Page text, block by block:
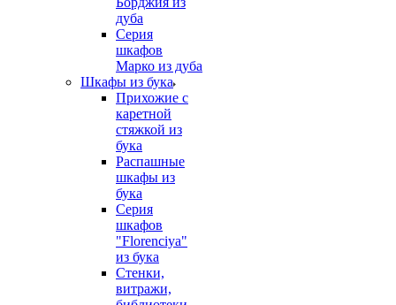
дуба
Серия
шкафов
Марко из дуба
Шкафы из бука
Прихожие с
каретной
стяжкой из
бука
Распашные
шкафы из
бука
Серия
шкафов
"Florenciya"
из бука
Стенки,
витражи,